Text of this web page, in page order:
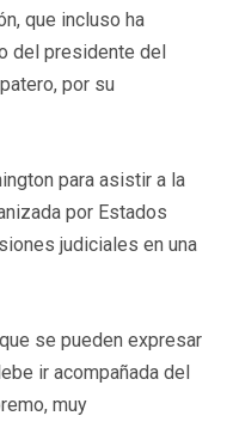
que incluso ha
del presidente del
por su
para asistir a la
por Estados
judiciales en una
se pueden expresar
ir acompañada del
muy